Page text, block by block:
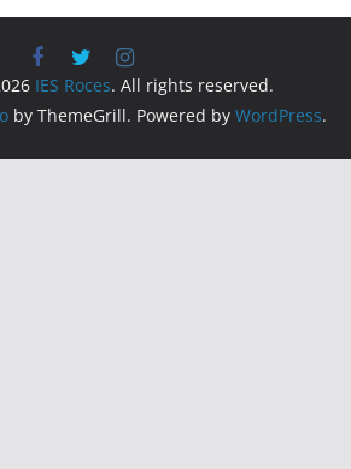
IES Roces. All rights reserved.
by ThemeGrill. Powered by WordPress.